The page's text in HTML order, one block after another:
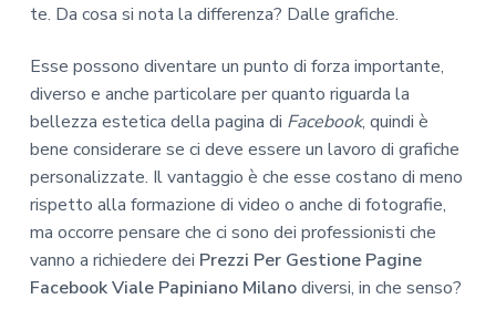
te. Da cosa si nota la differenza? Dalle grafiche.
Esse possono diventare un punto di forza importante,
diverso e anche particolare per quanto riguarda la
bellezza estetica della pagina di Facebook, quindi è
bene considerare se ci deve essere un lavoro di grafiche
personalizzate. Il vantaggio è che esse costano di meno
rispetto alla formazione di video o anche di fotografie,
ma occorre pensare che ci sono dei professionisti che
vanno a richiedere dei Prezzi Per Gestione Pagine
Facebook Viale Papiniano Milanodiversi, in che senso?